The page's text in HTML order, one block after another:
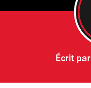
Écrit par